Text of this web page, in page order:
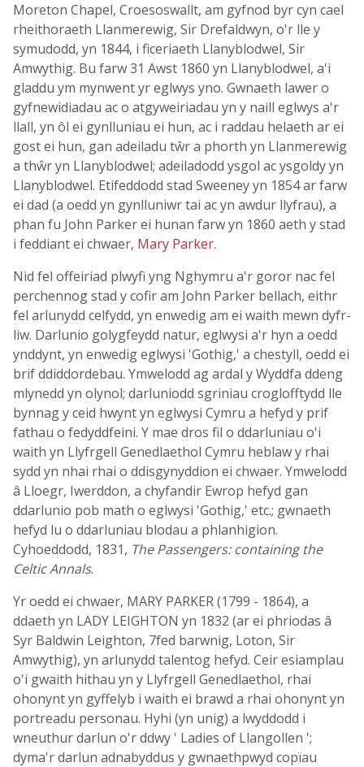
Moreton Chapel, Croesoswallt, am gyfnod byr cyn cael
rheithoraeth Llanmerewig, Sir Drefaldwyn, o'r lle y
symudodd, yn 1844, i ficeriaeth Llanyblodwel, Sir
Amwythig. Bu farw 31 Awst 1860 yn Llanyblodwel, a'i
gladdu ym mynwent yr eglwys yno. Gwnaeth lawer o
gyfnewidiadau ac o atgyweiriadau yn y naill eglwys a'r
llall, yn ôl ei gynlluniau ei hun, ac i raddau helaeth ar ei
gost ei hun, gan adeiladu tŵr a phorth yn Llanmerewig
a thŵr yn Llanyblodwel; adeiladodd ysgol ac ysgoldy yn
Llanyblodwel. Etifeddodd stad Sweeney yn 1854 ar farw
ei dad (a oedd yn gynlluniwr tai ac yn awdur llyfrau), a
phan fu John Parker ei hunan farw yn 1860 aeth y stad
i feddiant ei chwaer, Mary Parker.
Nid fel offeiriad plwyfi yng Nghymru a'r goror nac fel
perchennog stad y cofir am John Parker bellach, eithr
fel arlunydd celfydd, yn enwedig am ei waith mewn dyfr-
liw. Darlunio golygfeydd natur, eglwysi a'r hyn a oedd
ynddynt, yn enwedig eglwysi 'Gothig,' a chestyll, oedd ei
brif ddiddordebau. Ymwelodd ag ardal y Wyddfa ddeng
mlynedd yn olynol; darluniodd sgriniau croglofftydd lle
bynnag y ceid hwynt yn eglwysi Cymru a hefyd y prif
fathau o fedyddfeini. Y mae dros fil o ddarluniau o'i
waith yn Llyfrgell Genedlaethol Cymru heblaw y rhai
sydd yn nhai rhai o ddisgynyddion ei chwaer. Ymwelodd
â Lloegr, Iwerddon, a chyfandir Ewrop hefyd gan
ddarlunio pob math o eglwysi 'Gothig,' etc.; gwnaeth
hefyd lu o ddarluniau blodau a phlanhigion.
Cyhoeddodd, 1831, The Passengers: containing the
Celtic Annals.
Yr oedd ei chwaer, MARY PARKER (1799 - 1864), a
ddaeth yn LADY LEIGHTON yn 1832 (ar ei phriodas â
Syr Baldwin Leighton, 7fed barwnig, Loton, Sir
Amwythig), yn arlunydd talentog hefyd. Ceir esiamplau
o'i gwaith hithau yn y Llyfrgell Genedlaethol, rhai
ohonynt yn gyffelyb i waith ei brawd a rhai ohonynt yn
portreadu personau. Hyhi (yn unig) a lwyddodd i
wneuthur darlun o'r ddwy ' Ladies of Llangollen ';
dyma'r darlun adnabyddus y gwnaethpwyd copïau